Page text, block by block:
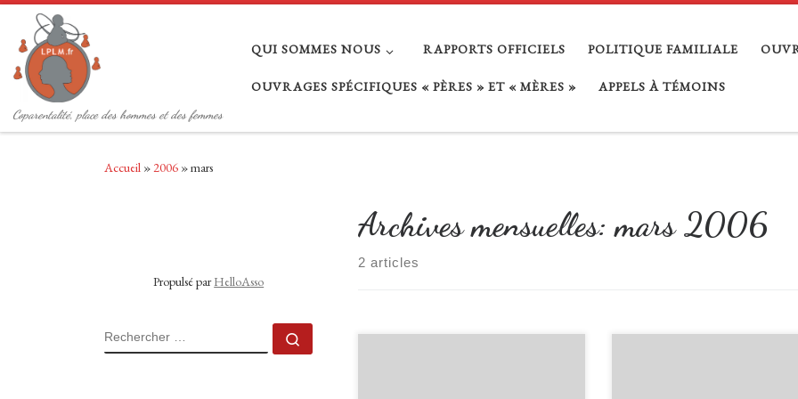
Passer au contenu
Coparentalité, place des hommes et des femmes
QUI SOMMES NOUS RAPPORTS OFFICIELS POLITIQUE FAMILIALE
OUVRAGES SPÉCIFIQUES « PÈRES » ET « MÈRES » APPELS À TÉMOINS
Accueil »2006 »mars
Archives mensuelles:mars 2006
2 articles
Propulsé parHelloAsso
RECHERCHER Rechercher …